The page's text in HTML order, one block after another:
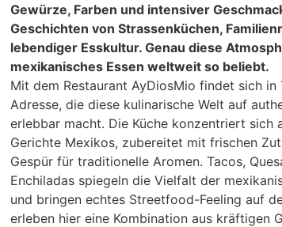
Gewürze, Farben und intensiver
Geschichten von Strassenküchen,
lebendiger Esskultur. Genau diese
mexikanisches Essen weltweit so beliebt.
Mit dem Restaurant AyDiosMio findet sich in
Adresse, die diese kulinarische Welt auf
erlebbar macht. Die Küche konzentriert sich
Gerichte Mexikos, zubereitet mit frischen
Gespür für traditionelle Aromen. Tacos,
Enchiladas spiegeln die Vielfalt der
und bringen echtes Streetfood-Feeling auf
erleben hier eine Kombination aus kräftigen